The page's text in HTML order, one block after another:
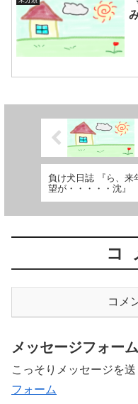
負け犬日誌 『ら、来
望が・・・・・沈』
コ
コメ
メッセージフォーム
こっそりメッセージを
フォーム